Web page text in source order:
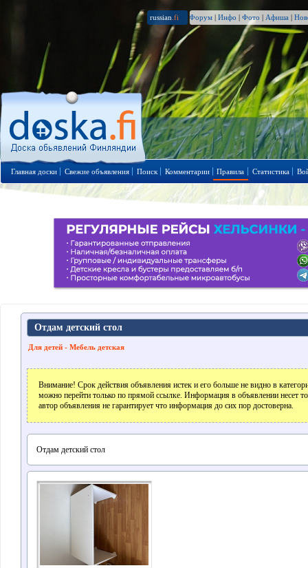
russian .fi Форум | Инфо | Фото | Афиша |
Главная доски Свежие объявления Поиск Комментарии Правила Статистика
Отдам детский стол
Для детей - Мебель детская
Внимание! Срок действия объявления истек и его больше не видно в
можно перейти только по прямой ссылке. Информация в объявлении несет
автор объявления не гарантирует что информация до сих пор достоверна.
Отдам детский стол